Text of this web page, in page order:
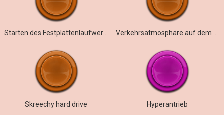
Starten des Festplattenlaufwerks
Skreechy hard drive Hyperantrieb